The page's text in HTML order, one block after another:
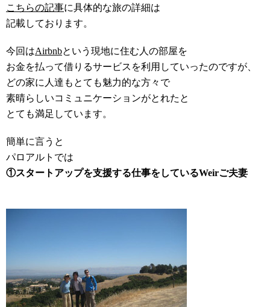
こちらの記事に具体的な旅の詳細は
記載しております。
今回はAirbnbという現地に住む人の部屋を
お金を払って借りるサービスを利用していったのですが、
どの家に人達もとても魅力的な方々で
素晴らしいコミュニケーションがとれたと
とても満足しています。
簡単に言うと
パロアルトでは
①スタートアップを支援する仕事をしているWeirご夫妻